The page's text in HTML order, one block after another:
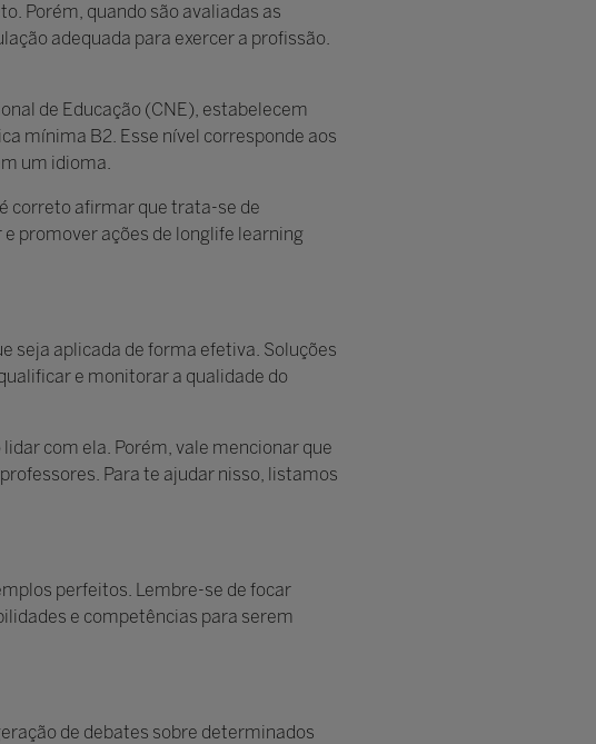
Porém, quando são avaliadas as
adequada para exercer a profissão.
de Educação (CNE), estabelecem
mínima B2. Esse nível corresponde aos
um idioma.
correto afirmar que trata-se de
promover ações de longlife learning
seja aplicada de forma efetiva. Soluções
e monitorar a qualidade do
com ela. Porém, vale mencionar que
Para te ajudar nisso, listamos
perfeitos. Lembre-se de focar
e competências para serem
de debates sobre determinados